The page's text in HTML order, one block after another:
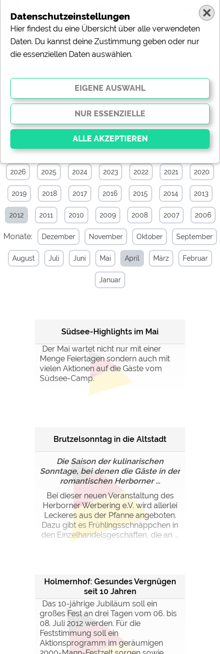
Campingplätze
Specials Aktuelle News
2026 2025 2024 2023 2022 2021 2020
2019 2018 2017 2016 2015 2014 2013
2012 2011 2010 2009 2008 2007 2006
Monate: Dezember November Oktober September
August Juli Juni Mai April März Februar
Januar
Südsee-Highlights im Mai
Der Mai wartet nicht nur mit einer
Menge Feiertagen sondern auch mit
vielen Aktionen auf die Gäste vom
Südsee-Camp.
Brutzelsonntag in die Altstadt
Die Saison der kulinarischen
Sonntage, bei denen die Gäste in der
romantischen Herborner ...
Bei dieser neuen Veranstaltung des
Herborner Werbering e.V. wird allerlei
Leckeres aus der Pfanne angeboten.
Dazu gibt es Frühlingsschnäppchen in
den Einzelhandelsgeschäften, die an ...
Holmernhof: Gesundes Vergnügen
seit 10 Jahren
Das 10-jährige Jubiläum soll ein
großes Fest an drei Tagen vom 06. bis
08. Juli 2012 werden. Für die
Feststimmung soll ein
Aktionsprogramm im geräumigen
Datenschutzeinstellungen
Hier findest du eine Übersicht über alle verwendeten
Daten. Du kannst deine Zustimmung geben oder nur
die essenziellen Daten auswählen.
Essenziell
Essenzielle Cookies ermöglichen grundlegende
Funktionen und sind für die einwandfreie Funktion der
werden Teile der Websitenicht funktionieren.
Externe Medien
YouTube (Videos von
Campingplätzen)
https://policies.google.com/privacy
Campingplatzvorschau (Vorschau
siehe Datenschutzerklärung des
jeweiligen Anbieters
Google reCAPTCHA (Formulare) https://policies.google.com/privacy
Statistiken
Google Analytics https://policies.google.com/privacy
Google Remarketing
https://policies.google.com/privacy
Die Cookieeinstellungen können jeder Zeit im Footer
über "COOKIES" geändert werden!